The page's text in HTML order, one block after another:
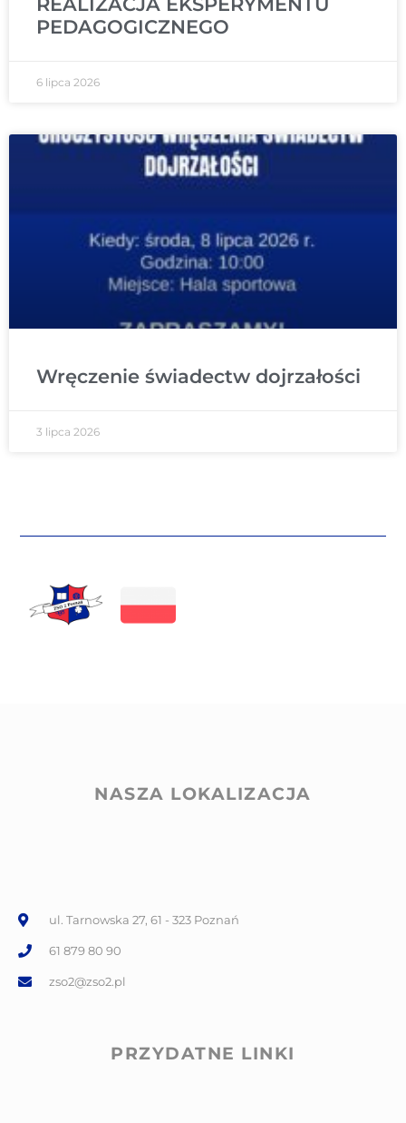
PEDAGOGICZNEGO
6 lipca 2026
Wręczenie świadectw dojrzałości
3 lipca 2026
NASZA LOKALIZACJA
ul. Tarnowska 27, 61 - 323 Poznań
61 879 80 90
zso2@zso2.pl
PRZYDATNE LINKI